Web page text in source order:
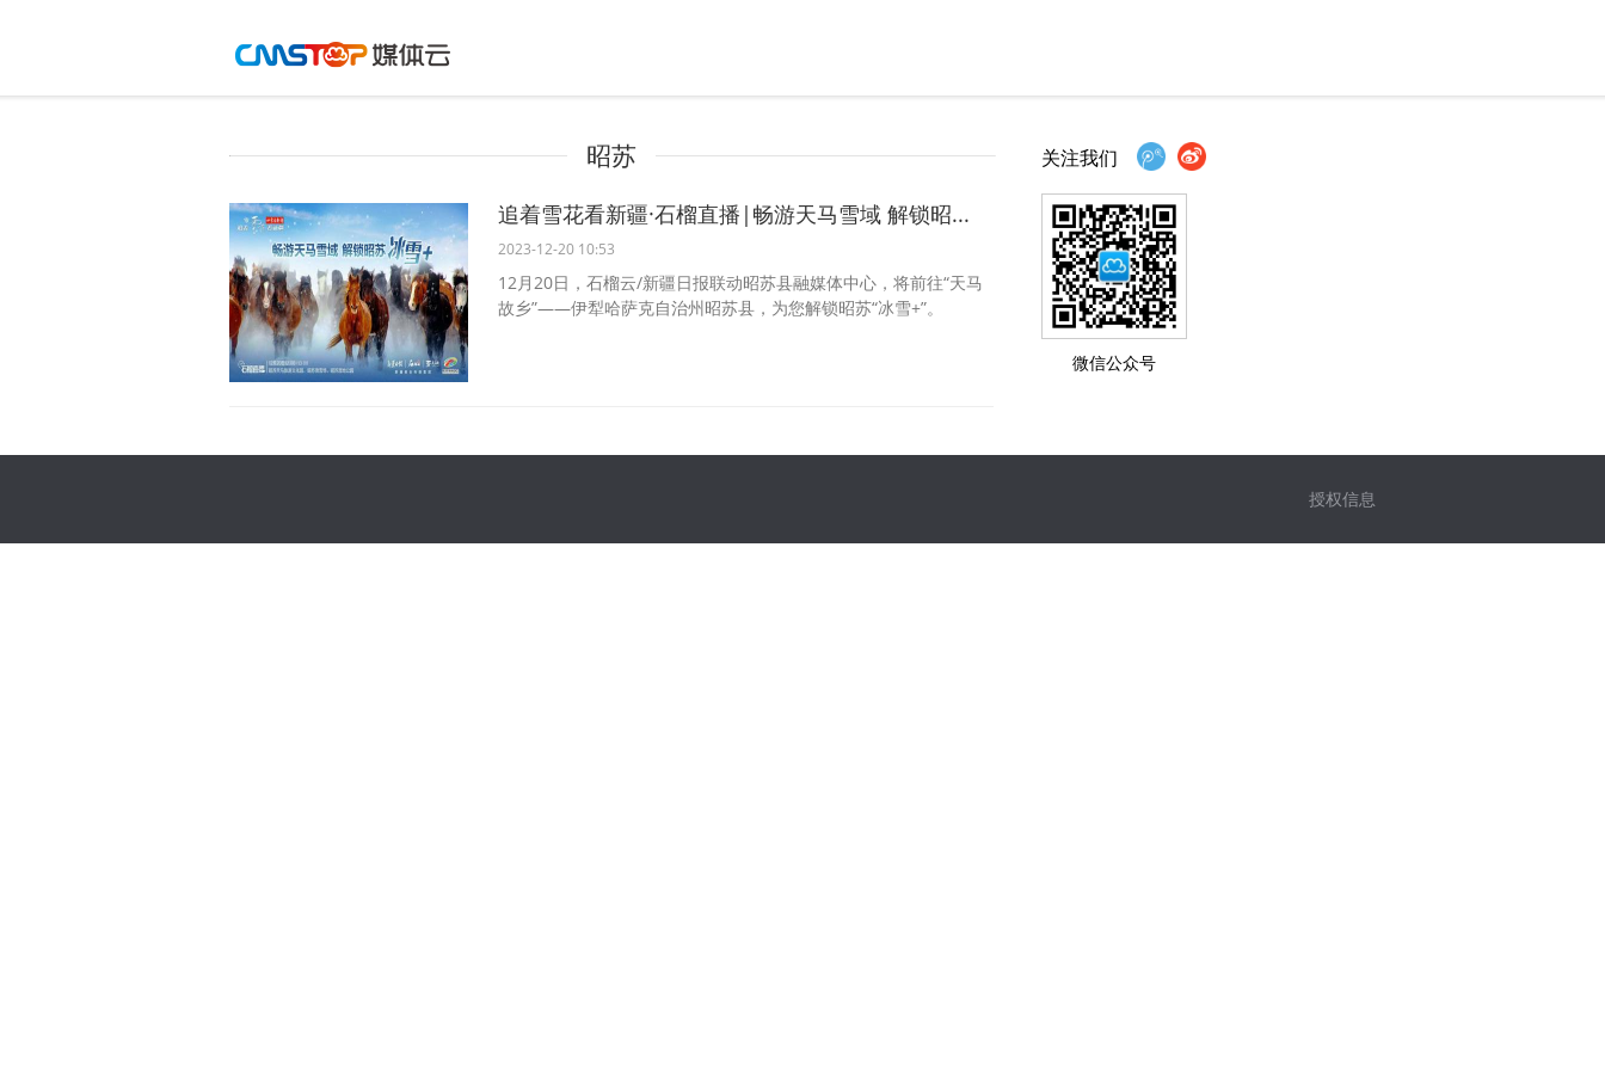
昭苏
追着雪花看新疆·石榴直播|畅游天马雪域 解锁昭...
2023-12-20 10:53
12月20日，石榴云/新疆日报联动昭苏县融媒体中心，将前往“天马
故乡”——伊犁哈萨克自治州昭苏县，为您解锁昭苏“冰雪+”。
关注我们
微信公众号
授权信息